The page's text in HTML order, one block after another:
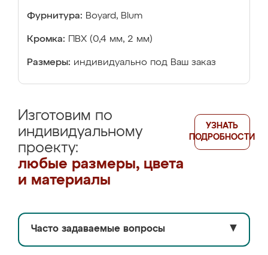
Фурнитура: Boyard, Blum
Кромка: ПВХ (0,4 мм, 2 мм)
Размеры: индивидуально под Ваш заказ
Изготовим по
индивидуальному
проекту:
любые размеры, цвета
и материалы
УЗНАТЬ
ПОДРОБНОСТИ
Часто задаваемые вопросы ▼